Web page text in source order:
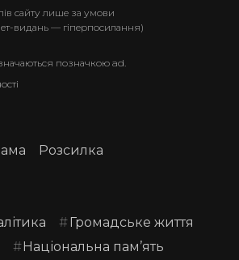
сайту лише за умови
видань — гіперпосилання)
позначкою ad.
Розсилка
Громадське життя
Національна пам’ять